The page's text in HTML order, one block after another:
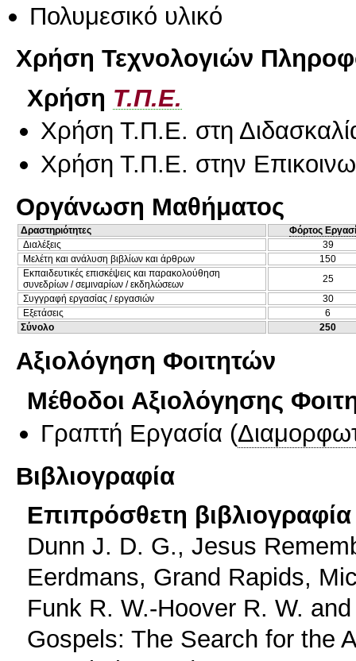
Πολυμεσικό υλικό
Χρήση Τεχνολογιών
Χρήση Τ.Π.Ε.
Χρήση Τ.Π.Ε. στη
Χρήση Τ.Π.Ε. στην
Οργάνωση Μαθήματος
Δραστηριότητες
Φόρτος
Διαλέξεις
39
Μελέτη και ανάλυση βιβλίων και άρθρων
150
Εκπαιδευτικές επισκέψεις και παρακολούθηση
συνεδρίων / σεμιναρίων / εκδηλώσεων
25
Συγγραφή εργασίας / εργασιών
30
Εξετάσεις
6
Σύνολο
250
Αξιολόγηση Φοιτητών
Μέθοδοι Αξιολόγησης
Γραπτή Εργασία (
Βιβλιογραφία
Επιπρόσθετη βιβλιογραφία
Dunn J. D. G., Jesus
Eerdmans, Grand Rapids,
Funk R. W.-Hoover R. W.
Gospels: The Search for the